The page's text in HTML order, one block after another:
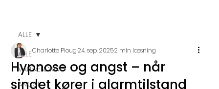
ALLE
VANEÆNDRING
ANGST
ALLE
Hypnose og angst – når
sindet kører i alarmtilstand
Charlotte Ploug24. sep. 20252 min læsning